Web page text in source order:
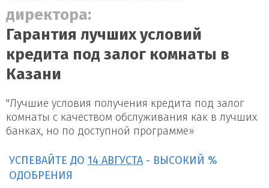
директора:
Гарантия лучших условий
кредита под залог комнаты в
Казани
"Лучшие условия получения кредита под залог
комнаты с качеством обслуживания как в лучших
банках, но по доступной программе»
УСПЕВАЙТЕ ДО 14 АВГУСТА - ВЫСОКИЙ %
ОДОБРЕНИЯ